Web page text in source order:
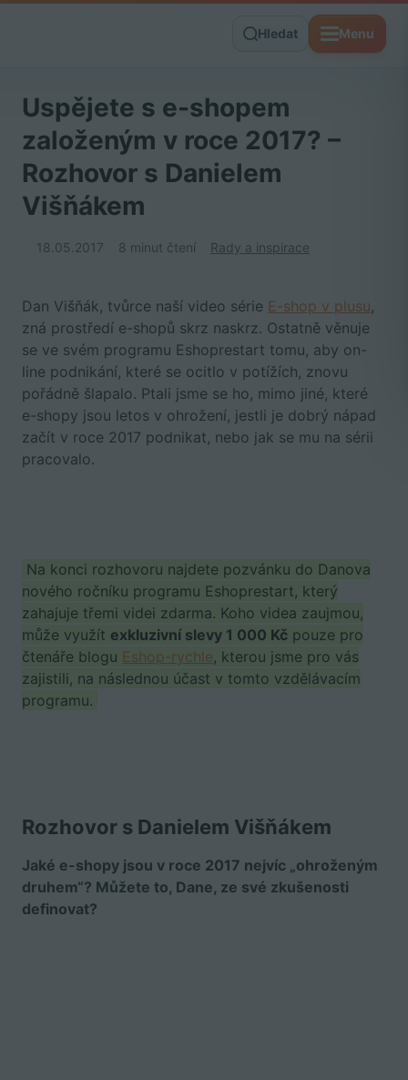
Hledat Menu
Uspějete s e-shopem
založeným v roce 2017? –
Rozhovor s Danielem
Višňákem
18.05.2017 8 minut čtení Rady a inspirace
Dan Višňák, tvůrce naší video série E-shop v plusu,
zná prostředí e-shopů skrz naskrz. Ostatně věnuje
se ve svém programu Eshoprestart tomu, aby on-
line podnikání, které se ocitlo v potížích, znovu
pořádně šlapalo. Ptali jsme se ho, mimo jiné, které
e-shopy jsou letos v ohrožení, jestli je dobrý nápad
začít v roce 2017 podnikat, nebo jak se mu na sérii
pracovalo.
Na konci rozhovoru najdete pozvánku do Danova
nového ročníku programu Eshoprestart, který
zahajuje třemi videi zdarma. Koho videa zaujmou,
může využít exkluzivní slevy 1 000 Kč pouze pro
čtenáře blogu Eshop-rychle, kterou jsme pro vás
zajistili, na následnou účast v tomto vzdělávacím
programu.
Rozhovor s Danielem Višňákem
Jaké e-shopy jsou v roce 2017 nejvíc „ohroženým
druhem“? Můžete to, Dane, ze své zkušenosti
definovat?